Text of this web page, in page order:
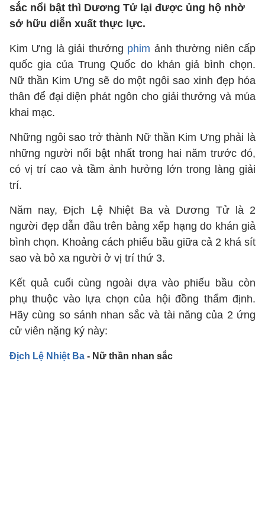
sắc nổi bật thì Dương Tử lại được ủng hộ nhờ
sở hữu diễn xuất thực lực.
Kim Ưng là giải thưởng phim ảnh thường niên cấp
quốc gia của Trung Quốc do khán giả bình chọn.
Nữ thần Kim Ưng sẽ do một ngôi sao xinh đẹp hóa
thân để đại diện phát ngôn cho giải thưởng và múa
khai mạc.
Những ngôi sao trở thành Nữ thần Kim Ưng phải là
những người nổi bật nhất trong hai năm trước đó,
có vị trí cao và tầm ảnh hưởng lớn trong làng giải
trí.
Năm nay, Địch Lệ Nhiệt Ba và Dương Tử là 2
người đẹp dẫn đầu trên bảng xếp hạng do khán giả
bình chọn. Khoảng cách phiếu bầu giữa cả 2 khá sít
sao và bỏ xa người ở vị trí thứ 3.
Kết quả cuối cùng ngoài dựa vào phiếu bầu còn
phụ thuộc vào lựa chọn của hội đồng thẩm định.
Hãy cùng so sánh nhan sắc và tài năng của 2 ứng
cử viên nặng ký này:
Địch Lệ Nhiệt Ba - Nữ thần nhan sắc